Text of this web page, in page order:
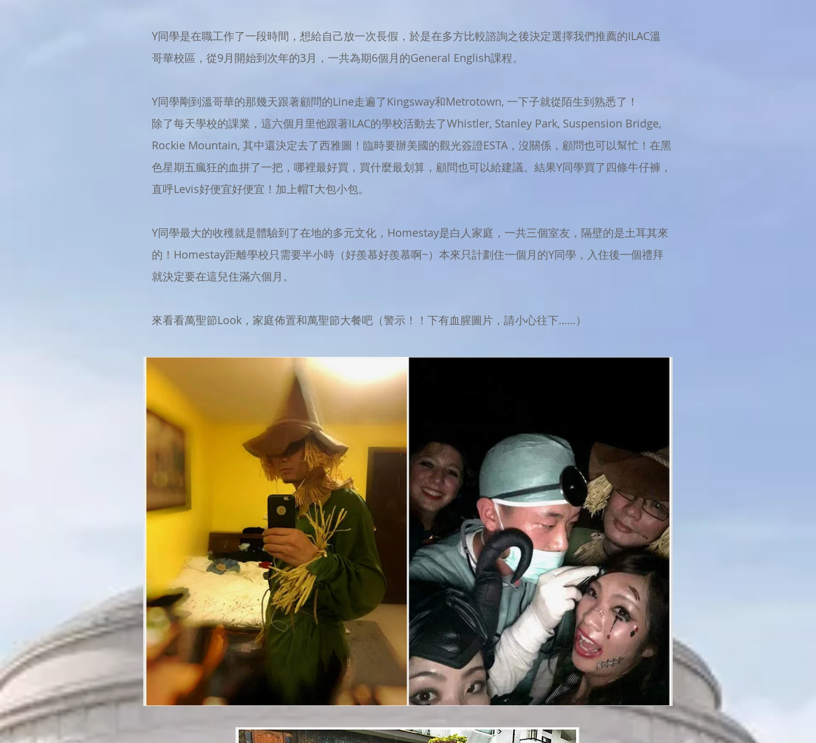
​Y同學是在職工作了一段時間，想給自己放一次長假，於是在多方比較諮詢之後決定選擇我們推薦的ILAC溫
哥華校區，從9月開始到次年的3月，一共為期6個月的General English課程。
Y同學剛到溫哥華的那幾天跟著顧問的Line走遍了Kingsway和Metrotown, 一下子就從陌生到熟悉了！
除了每天學校的課業，這六個月里他跟著ILAC的學校活動去了Whistler, Stanley Park, Suspension Bridge,
Rockie Mountain, 其中還決定去了西雅圖！臨時要辦美國的觀光簽證ESTA，沒關係，顧問也可以幫忙！在黑
色星期五瘋狂的血拼了一把，哪裡最好買，買什麼最划算，顧問也可以給建議。結果Y同學買了四條牛仔褲，
直呼Levis好便宜好便宜！加上帽T大包小包。
Y同學最大的收穫就是體驗到了在地的多元文化，Homestay是白人家庭，一共三個室友，隔壁的是土耳其來
的！Homestay距離學校只需要半小時（好羨慕好羨慕啊~）本來只計劃住一個月的Y同學，​入住後一個禮拜
就決定要在這兒住滿六個月。
來看看萬聖節Look，家庭佈置和萬聖節大餐吧（警示！！下有血腥圖片，請小心往下……）